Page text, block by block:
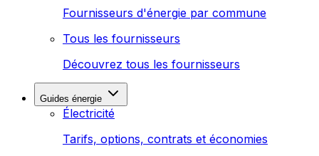
Fournisseurs d'énergie par commune
Tous les fournisseurs
Découvrez tous les fournisseurs
Guides énergie
Électricité
Tarifs, options, contrats et économies